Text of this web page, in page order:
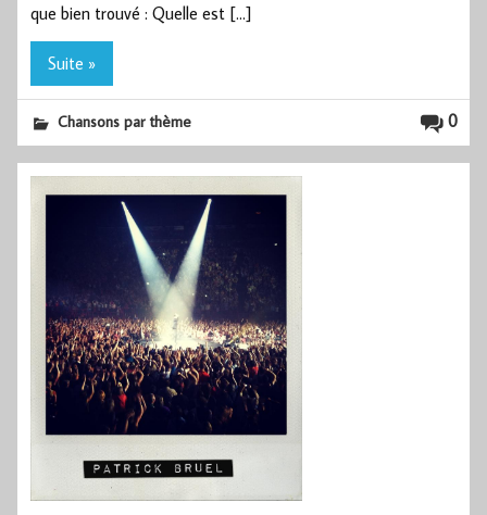
que bien trouvé : Quelle est […]
Suite »
0
Chansons par thème